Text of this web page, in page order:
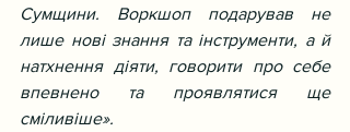
Сумщини. Воркшоп подарував не
лише нові знання та інструменти, а й
натхнення діяти, говорити про себе
впевнено та проявлятися ще
сміливіше».